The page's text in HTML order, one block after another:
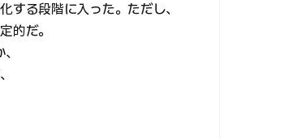
する段階に入った。ただし、
的だ。